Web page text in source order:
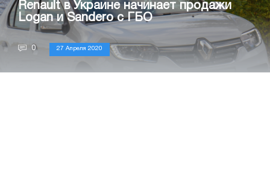
Renault в Украине начинает продажи
Logan и Sandero с ГБО
0 27 Апреля 2020